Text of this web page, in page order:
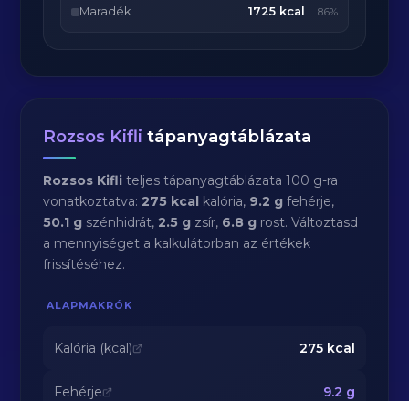
Maradék 1725 kcal 86%
Rozsos Kifli tápanyagtáblázata
Rozsos Kifli teljes tápanyagtáblázata 100 g-ra
vonatkoztatva:275 kcal kalória, 9.2 g fehérje,
50.1 g szénhidrát,2.5 g zsír, 6.8 g rost. Változtasd
a mennyiséget a kalkulátorban az értékek
frissítéséhez.
ALAPMAKRÓK
Kalória (kcal) 275kcal
Fehérje 9.2 g